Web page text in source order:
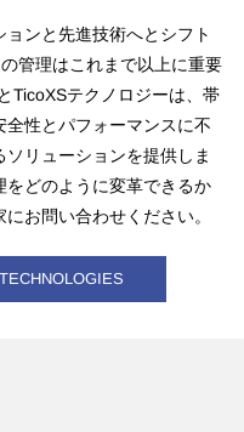
ンと先進技術へとシフト
管理はこれまで以上に重要
TicoXSテクノロジーは、帯
性とパフォーマンスに不
リューションを提供しま
どのように変革できるか
お問い合わせください。